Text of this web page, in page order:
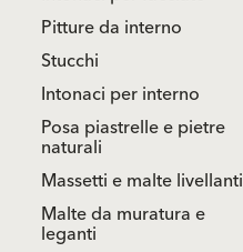
Pitture da interno
Stucchi
Intonaci per interno
Posa piastrelle e pietre
naturali
Massetti e malte livellanti
Malte da muratura e
leganti